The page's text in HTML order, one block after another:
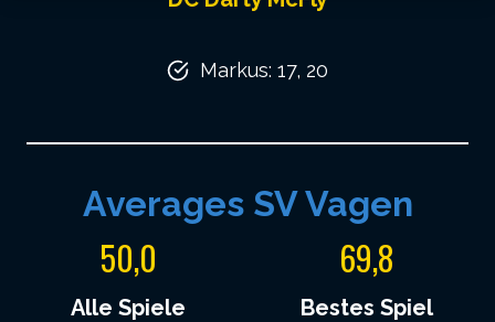
Markus: 17, 20
Averages SV Vagen
50,0
Alle Spiele
9
69,8
Bestes Spiel